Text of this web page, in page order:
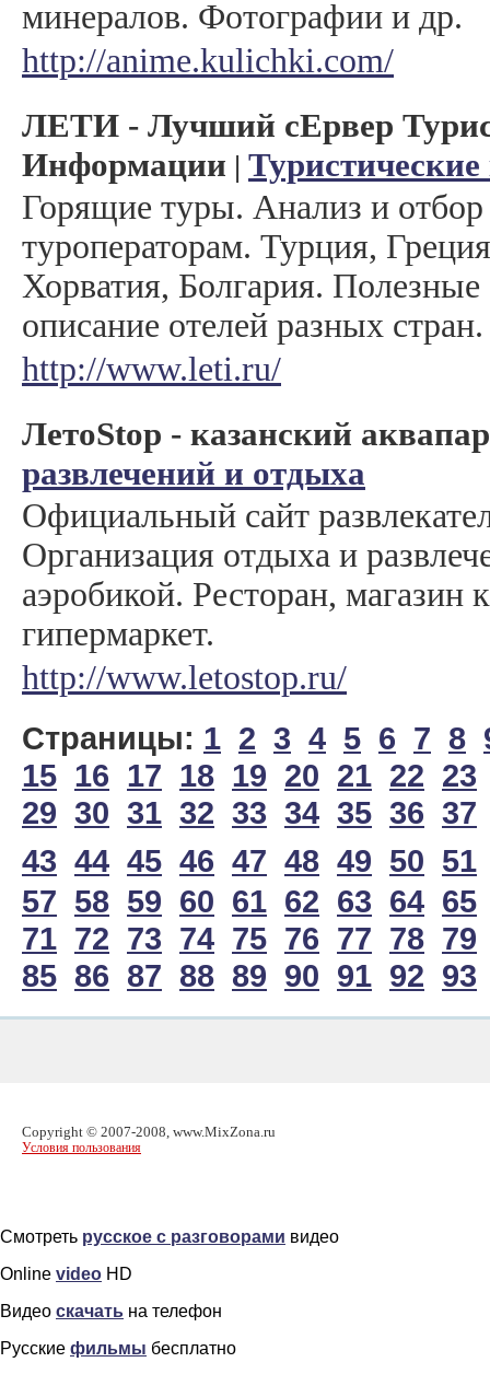
минералов. Фотографии и др.
http://anime.kulichki.com/
ЛЕТИ - Лучший сЕрвер
Информации | Туристические
Горящие туры. Анализ и
туроператорам. Турция,
Хорватия, Болгария.
описание отелей разных стран.
http://www.leti.ru/
ЛетоStop - казанский
развлечений и отдыха
Официальный сайт
Организация отдыха и
аэробикой. Ресторан, магазин
гипермаркет.
http://www.letostop.ru/
Страницы: 1 2 3 4 5 6 7 8
15 16 17 18 19 20 21 22 23
29 30 31 32 33 34 35 36 37
43 44 45 46 47 48 49 50 51
57 58 59 60 61 62 63 64 65
71 72 73 74 75 76 77 78 79
85 86 87 88 89 90 91 92 93
Copyright © 2007-2008, www.MixZona.ru
Условия пользования
Смотреть русское с разговорами видео
Online video HD
Видео скачать на телефон
Русские фильмы бесплатно